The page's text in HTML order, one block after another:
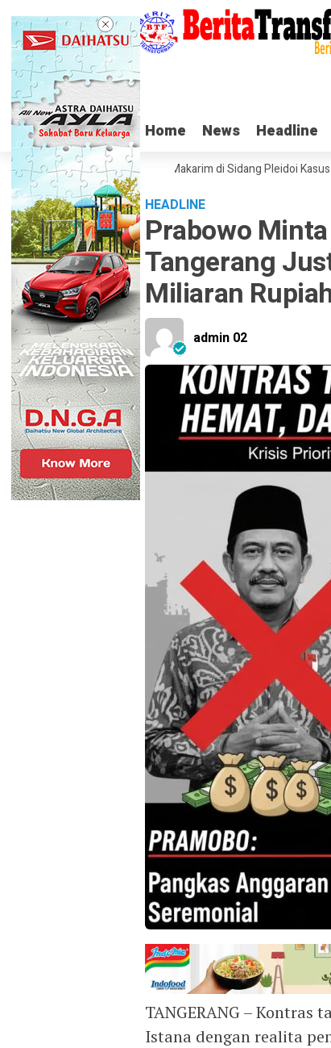
Home News Headline
Home News Headline
Tangis Haru Nadiem Makarim di Sidang Pleidoi Kasus
HEADLINE
Prabowo
Tangerang
Miliaran
admin 02
TANGERANG –
Istana dengan realita